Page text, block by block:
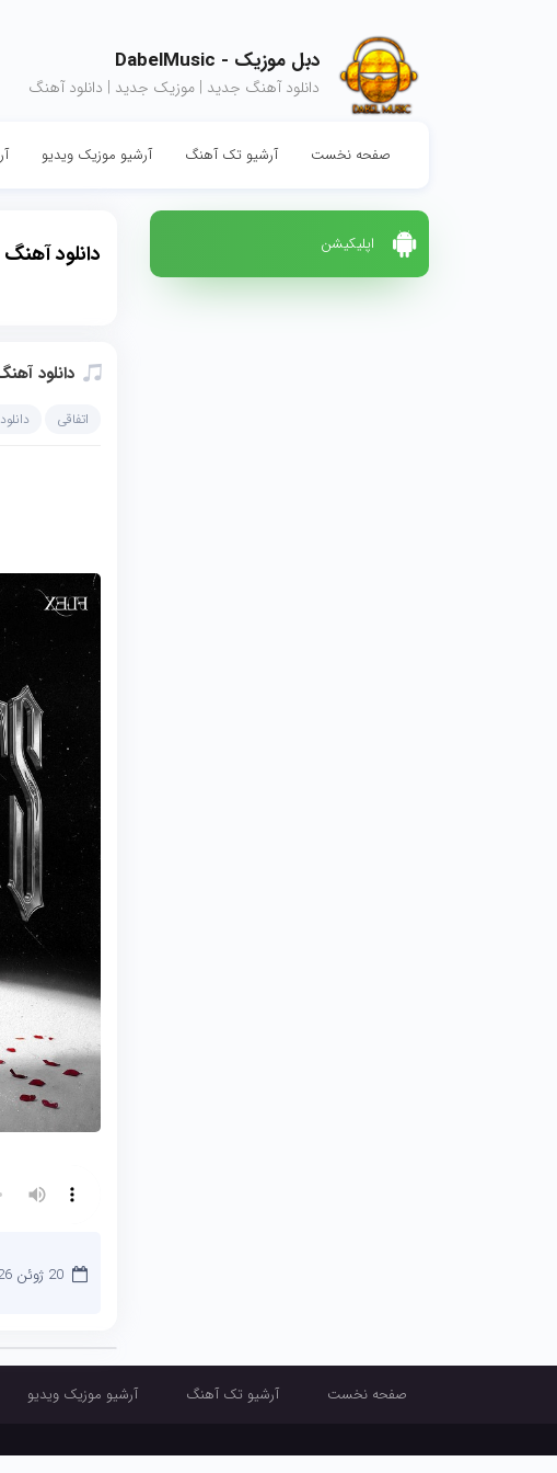
دبل موزیک - DabelMusic
دانلود آهنگ جدید | موزیک جدید | دانلود آهنگ
صفحه نخست آرشیو تک آهنگ آرشیو موزیک ویدیو
اپلیکیشن دانلود
دانلود
اتفاقی
20 ژوئن 2026
صفحه نخست آرشیو تک آهنگ آرشیو موزیک ویدیو